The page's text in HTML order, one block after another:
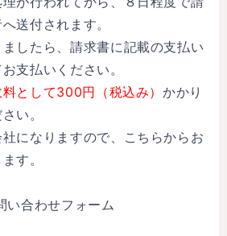
送付されます。
したら、請求書に記載の支払い
支払いください。
料として300円（税込み）かかり
い。
になりますので、こちらからお
す。
合わせフォーム